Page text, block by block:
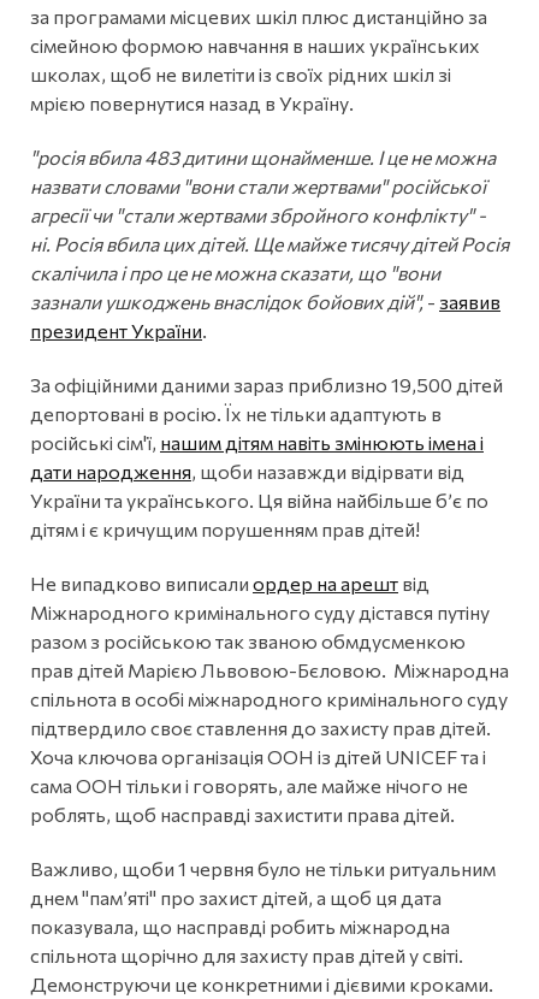
за програмами місцевих шкіл плюс дистанційно за
сімейною формою навчання в наших українських
школах, щоб не вилетіти із своїх рідних шкіл зі
мрією повернутися назад в Україну.
"росія вбила 483 дитини щонайменше. І це не можна
назвати словами "вони стали жертвами" російської
агресії чи "стали жертвами збройного конфлікту" -
ні. Росія вбила цих дітей. Ще майже тисячу дітей Росія
скалічила і про це не можна сказати, що "вони
зазнали ушкоджень внаслідок бойових дій", - заявив
президент України
За офіційними даними зараз приблизно 19,500 дітей
депортовані в росію. Їх не тільки адаптують в
російські сім'ї, нашим дітям навіть змінюють імена і
дати народження, щоби назавжди відірвати від
України та українського. Ця війна найбільше б’є по
дітям і є кричущим порушенням прав дітей!
Не випадково виписали ордер на арешт від
Міжнародного кримінального суду дістався путіну
разом з російською так званою обмдусменкою
прав дітей Марією Львовою-Бєловою. Міжнародна
спільнота в особі міжнародного кримінального суду
підтвердило своє ставлення до захисту прав дітей.
Хоча ключова організація ООН із дітей UNICEF та і
сама ООН тільки і говорять, але майже нічого не
роблять, щоб насправді захистити права дітей.
Важливо, щоби 1 червня було не тільки ритуальним
днем "пам’яті" про захист дітей, а щоб ця дата
показувала, що насправді робить міжнародна
спільнота щорічно для захисту прав дітей у світі.
Демонструючи це конкретними і дієвими кроками.